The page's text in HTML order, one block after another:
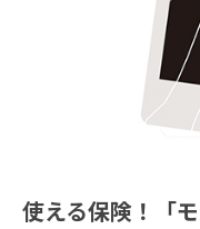
使える保険！「